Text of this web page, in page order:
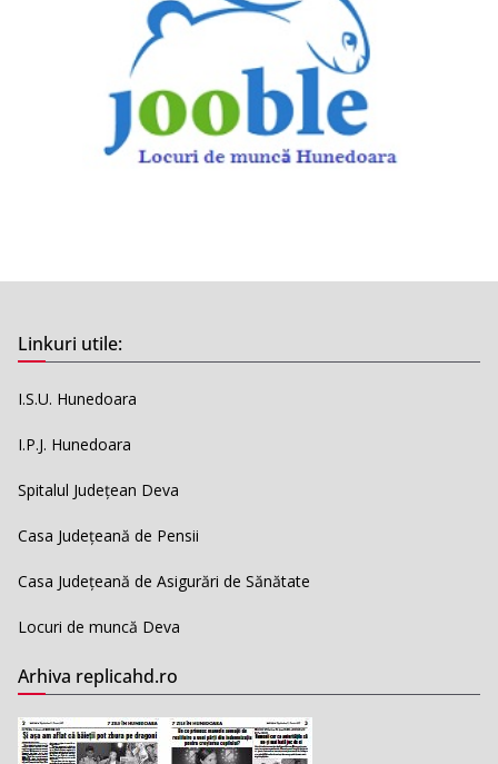
Linkuri utile:
I.S.U. Hunedoara
I.P.J. Hunedoara
Spitalul Județean Deva
Casa Județeană de Pensii
Casa Județeană de Asigurări de Sănătate
Locuri de muncă Deva
Arhiva replicahd.ro